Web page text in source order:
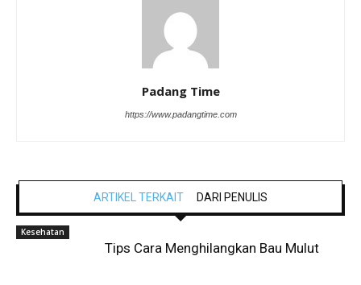
Padang Time
https://www.padangtime.com
ARTIKEL TERKAIT DARI PENULIS
Kesehatan
Tips Cara Menghilangkan Bau Mulut